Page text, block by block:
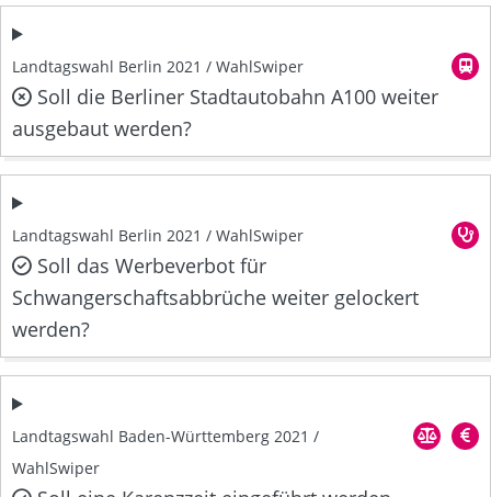
Landtagswahl Berlin 2021 / WahlSwiper
Soll die Berliner Stadtautobahn A100 weiter
ausgebaut werden?
Landtagswahl Berlin 2021 / WahlSwiper
Soll das Werbeverbot für
Schwangerschaftsabbrüche weiter gelockert
werden?
Landtagswahl Baden-Württemberg 2021 /
WahlSwiper